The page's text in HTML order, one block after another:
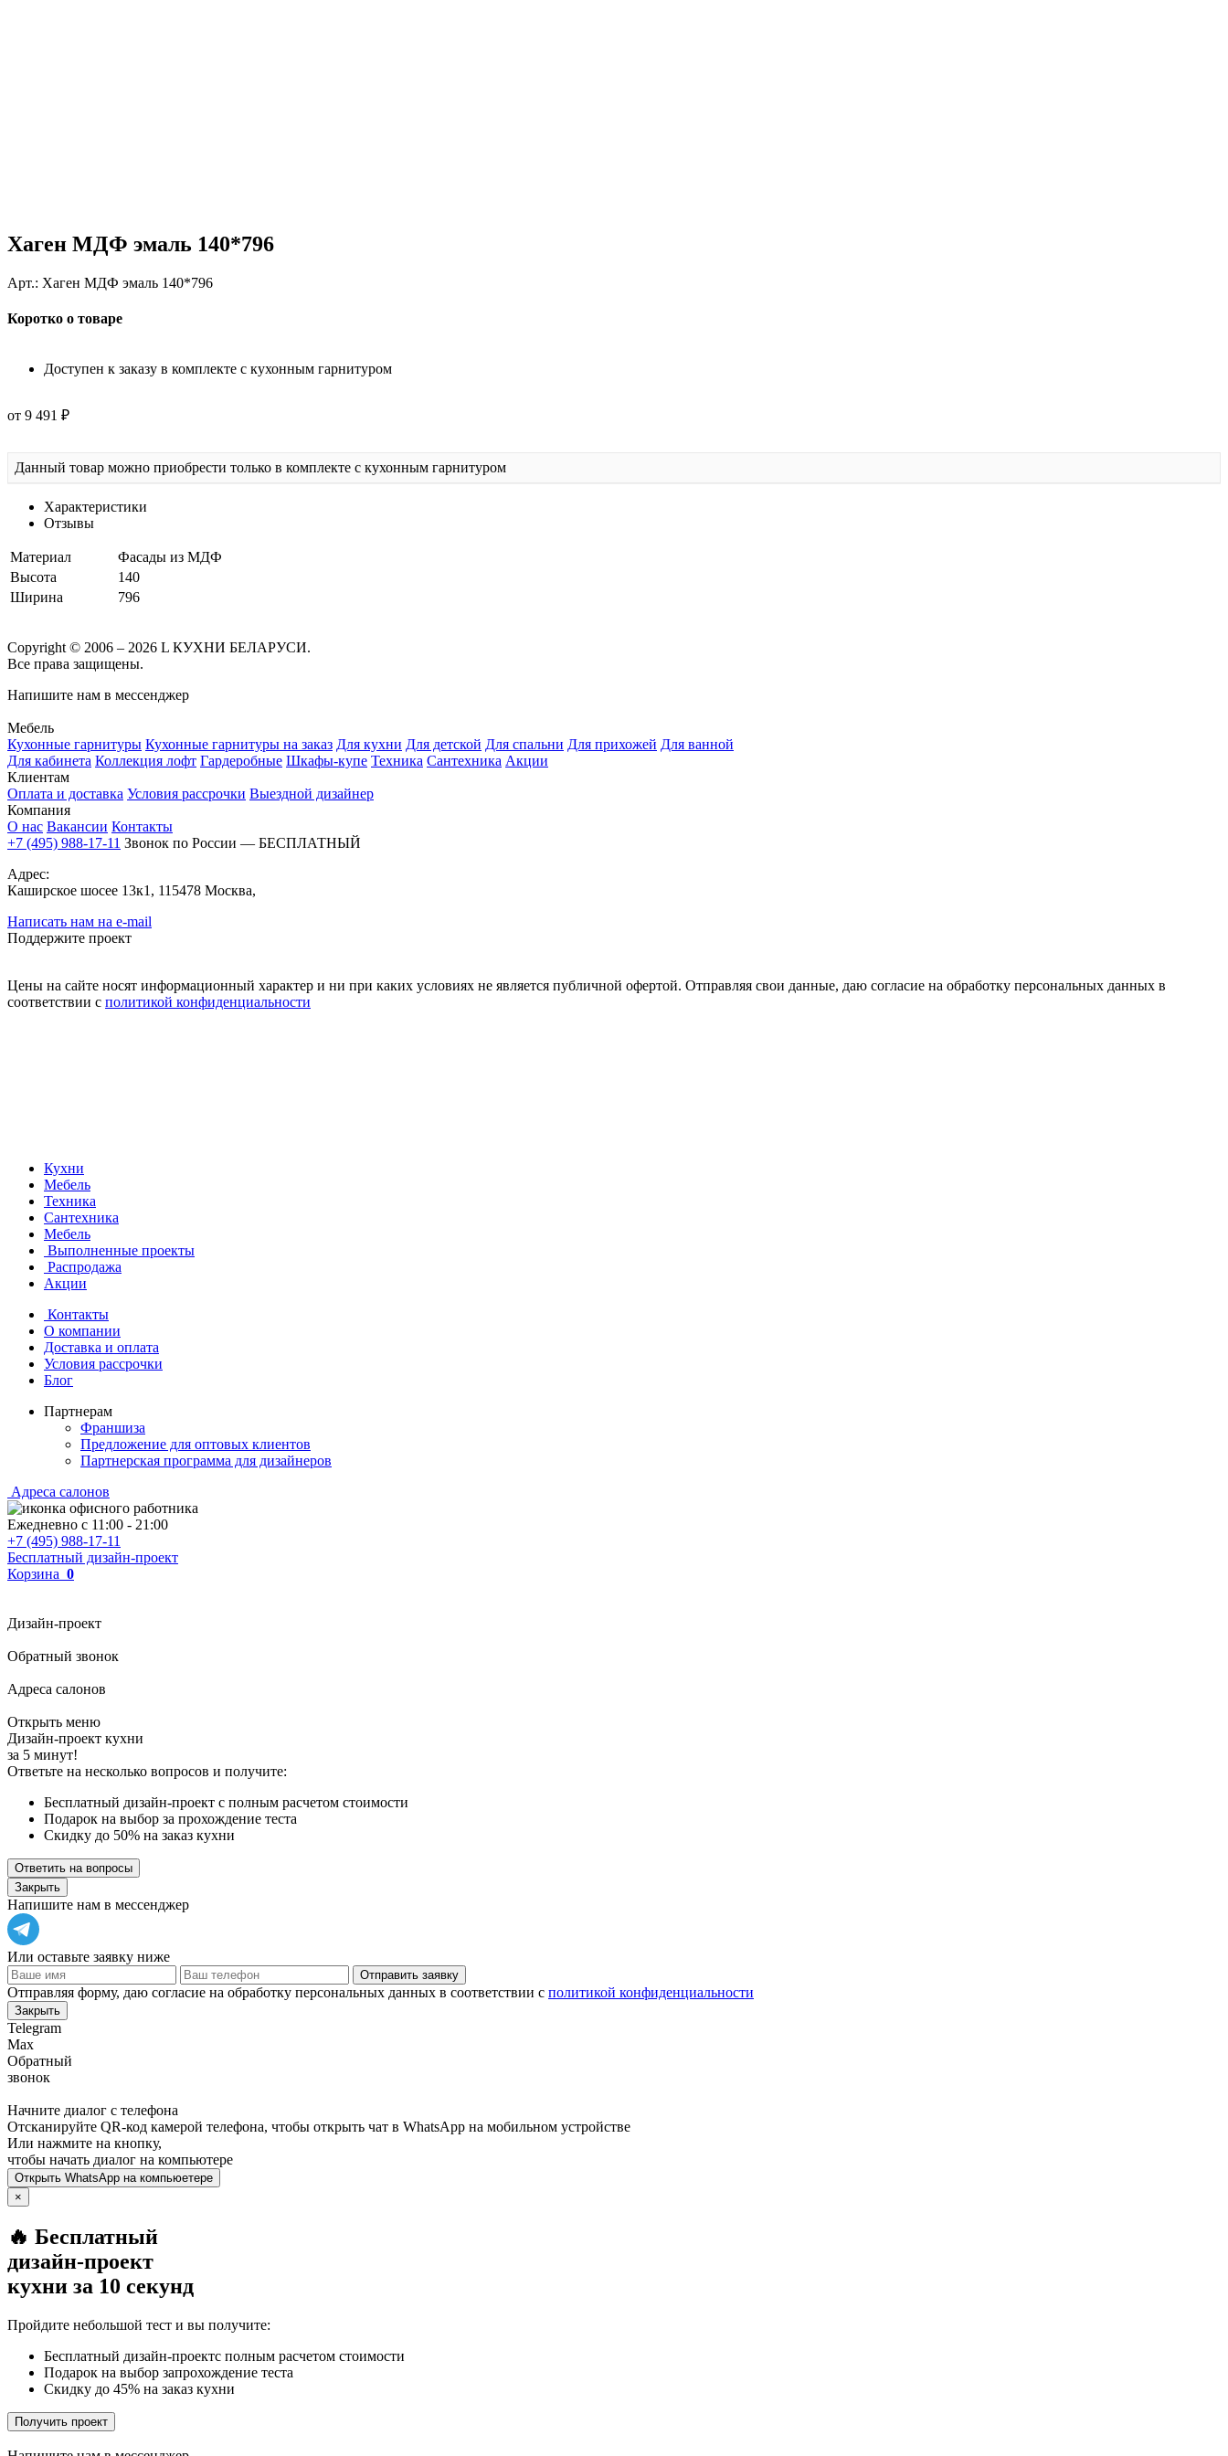
Хаген МДФ эмаль 140*796
Арт.: Хаген МДФ эмаль 140*796
Коротко о товаре
Доступен к заказу в комплекте с кухонным гарнитуром
от 9 491 ₽
Данный товар можно приобрести только в комплекте с кухонным гарнитуром
Характеристики
Отзывы
Материал
Фасады из МДФ
Высота
140
Ширина
796
Copyright © 2006 – 2026 L КУХНИ БЕЛАРУСИ.
Все права защищены.
Напишите нам в мессенджер
Мебель
Кухонные гарнитуры Кухонные гарнитуры на заказ Для кухни Для детской Для спальни Для прихожей Для ванной
Для кабинета Коллекция лофт Гардеробные Шкафы-купе Техника Сантехника Акции
Клиентам
Оплата и доставка Условия рассрочки Выездной дизайнер
Компания
О нас Вакансии Контакты
+7 (495) 988-17-11 Звонок по России — БЕСПЛАТНЫЙ
Адрес:
Каширское шосее 13к1, 115478 Москва,
Написать нам на e-mail
Поддержите проект
Цены на сайте носят информационный характер и ни при каких условиях не является публичной офертой. Отправляя свои данные, даю согласие на обработку персональных данных в
соответствии с политикой конфиденциальности
Кухни
Мебель
Техника
Сантехника
Мебель
Выполненные проекты
Распродажа
Акции
Контакты
О компании
Доставка и оплата
Условия рассрочки
Блог
Партнерам
Франшиза
Предложение для оптовых клиентов
Партнерская программа для дизайнеров
Адреса салонов
Ежедневно с 11:00 - 21:00
+7 (495) 988-17-11
Бесплатный дизайн-проект
Корзина 0
Дизайн-проект
Обратный звонок
Адреса салонов
Открыть меню
Дизайн-проект кухни
за 5 минут!
Ответьте на несколько вопросов и получите:
Бесплатный дизайн-проект с полным расчетом стоимости
Подарок на выбор за прохождение теста
Скидку до 50% на заказ кухни
Ответить на вопросы
Закрыть
Напишите нам в мессенджер
Или оставьте заявку ниже
Отправить заявку
Отправляя форму, даю согласие на обработку персональных данных в соответствии с политикой конфиденциальности
Закрыть
Telegram
Max
Обратный
звонок
Начните диалог с телефона
Отсканируйте QR-код камерой телефона, чтобы открыть чат в WhatsApp на мобильном устройстве
Или нажмите на кнопку,
чтобы начать диалог на компьютере
Открыть WhatsApp на компьюетере
×
🔥 Бесплатный
дизайн-проект
кухни за 10 секунд
Пройдите небольшой тест и вы получите:
Бесплатный дизайн-проектс полным расчетом стоимости
Подарок на выбор запрохождение теста
Скидку до 45% на заказ кухни
Получить проект